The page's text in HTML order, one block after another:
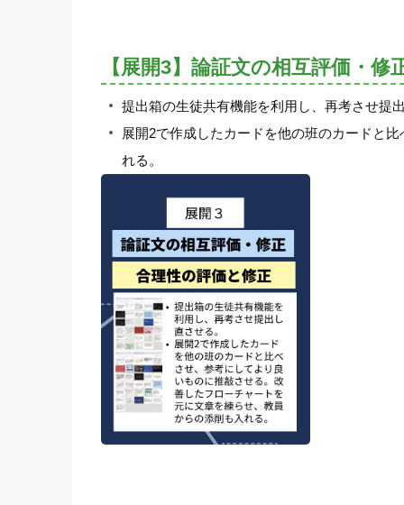
【展開3】論証文の相互評価・修
提出箱の生徒共有機能を利用し、再考させ提
展開2で作成したカードを他の班のカードと
れる。